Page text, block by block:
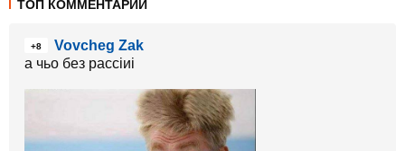
ТОП КОММЕНТАРИИ
+8
Vovcheg Zak
а чьо без рассіиі